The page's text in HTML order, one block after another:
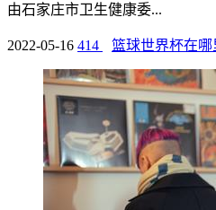
由石家庄市卫生健康委...
2022-05-16 414 篮球世界杯在哪